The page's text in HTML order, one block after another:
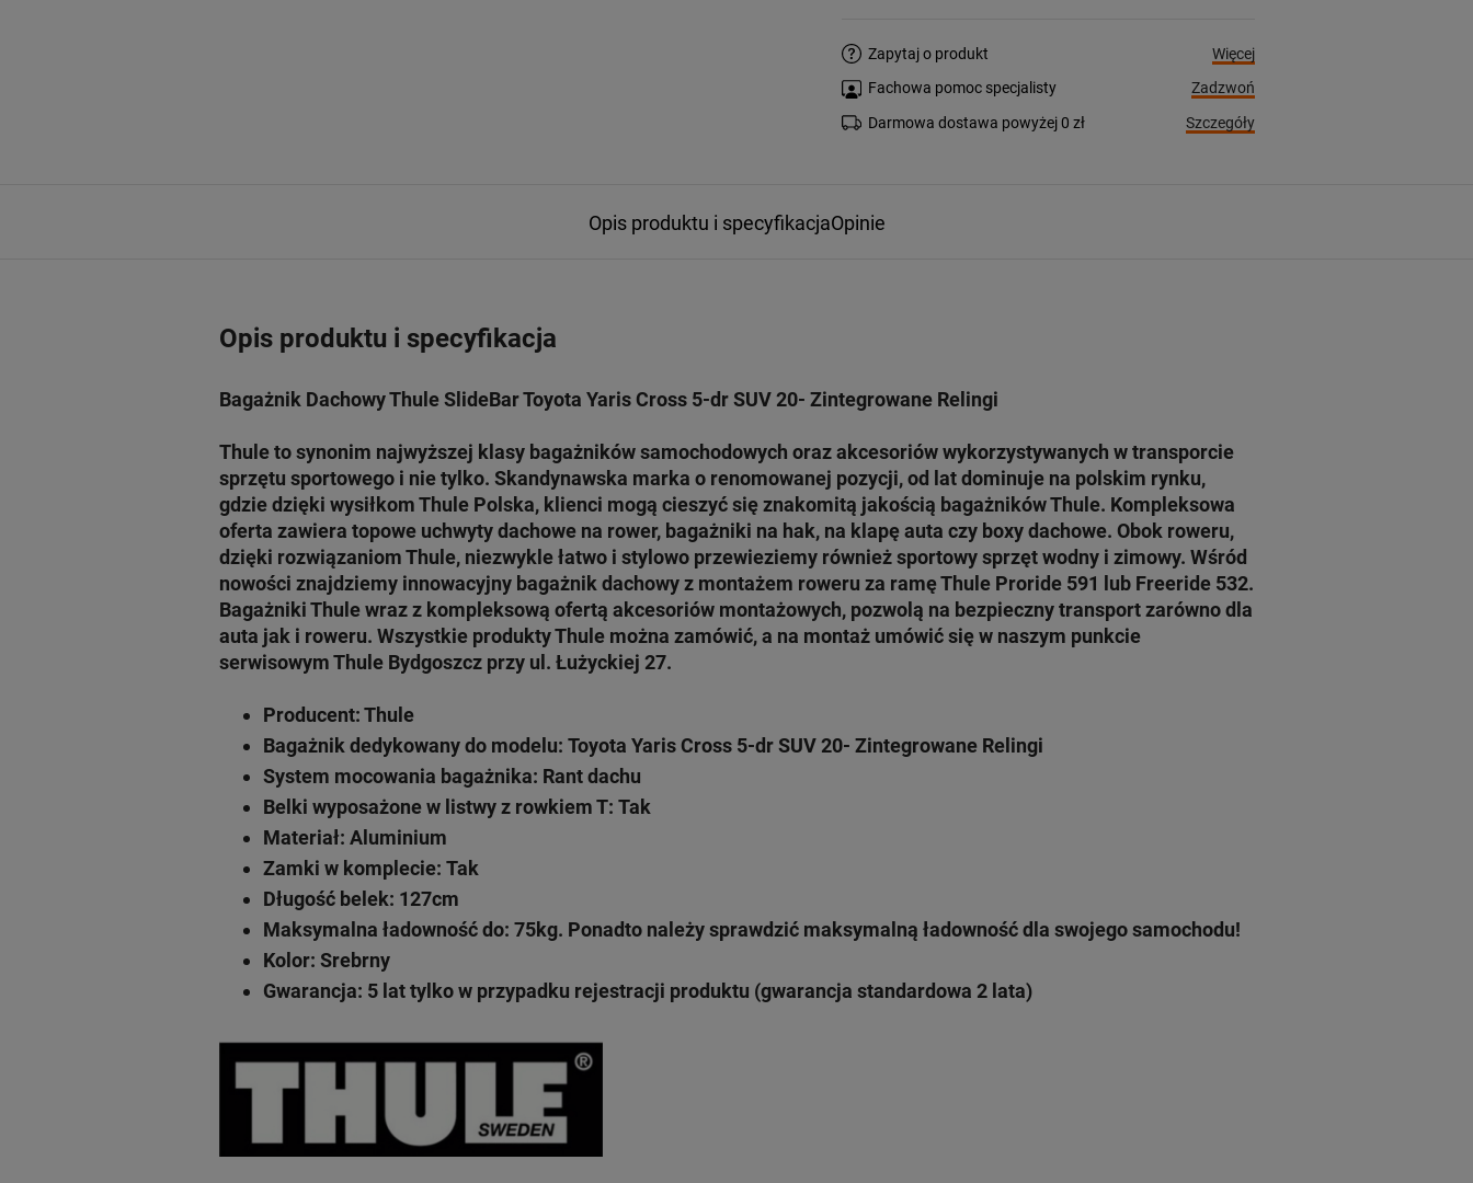
Zapytaj o produkt
Więcej
Fachowa pomoc specjalisty
Zadzwoń
Darmowa dostawa powyżej 0 zł
Szczegóły
Opis produktu i specyfikacjaOpinie
Opis produktu i specyfikacja
Bagażnik Dachowy Thule SlideBar Toyota Yaris Cross 5-dr SUV 20- Zintegrowane Relingi
Thule to synonim najwyższej klasy bagażników samochodowych oraz akcesoriów wykorzystywanych w transporcie
sprzętu sportowego i nie tylko. Skandynawska marka o renomowanej pozycji, od lat dominuje na polskim rynku,
gdzie dzięki wysiłkom Thule Polska, klienci mogą cieszyć się znakomitą jakością bagażników Thule. Kompleksowa
oferta zawiera topowe uchwyty dachowe na rower, bagażniki na hak, na klapę auta czy boxy dachowe. Obok roweru,
dzięki rozwiązaniomThule, niezwykle łatwo i stylowo przewieziemy również sportowy sprzęt wodny i zimowy. Wśród
nowości znajdziemy innowacyjny bagażnik dachowy z montażem roweru za ramę Thule Proride 591
lub Freeride 532.
Bagażniki Thule wraz z kompleksową ofertą akcesoriów montażowych, pozwolą na bezpieczny transport zarówno dla
auta jak i roweru. Wszystkie produkty Thule można zamówić, a na montaż umówić się w naszym punkcie
serwisowym Thule Bydgoszcz przy ul. Łużyckiej 27.
Producent: Thule
Bagażnik dedykowany do modelu: Toyota Yaris Cross 5-dr SUV 20- Zintegrowane Relingi
System mocowania bagażnika: Rant dachu
Belki wyposażone w listwy z rowkiem T: Tak
Materiał: Aluminium
Zamki w komplecie: Tak
Długość belek: 127cm
Maksymalna ładowność do: 75kg. Ponadto należy sprawdzić maksymalną ładowność dla swojego samochodu!
Kolor: Srebrny
Gwarancja: 5 lat tylko w przypadku rejestracji produktu (gwarancja standardowa 2 lata)